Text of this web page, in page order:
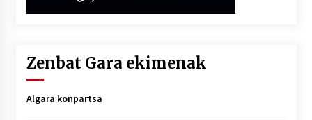
Zenbat Gara ekimenak
Algara konpartsa